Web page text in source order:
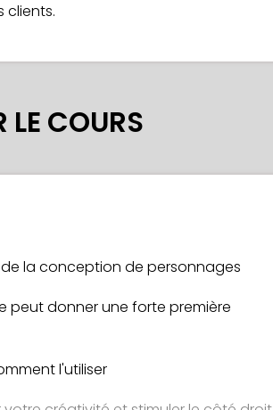
clients.
LE COURS
la conception de personnages
peut donner une forte première
l'utiliser